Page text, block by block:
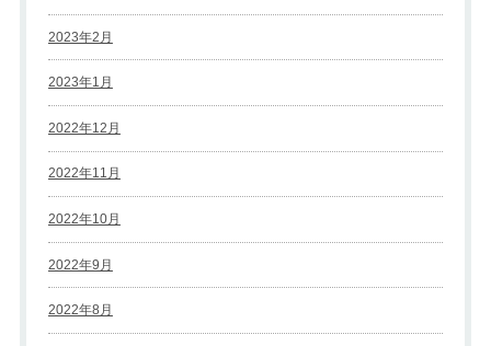
2023年2月
2023年1月
2022年12月
2022年11月
2022年10月
2022年9月
2022年8月